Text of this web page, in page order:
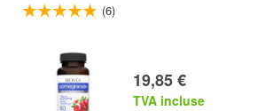
(6)
19,85 €
TVA incluse